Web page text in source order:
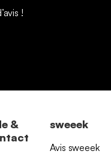
!
&
sweeek
Avis sweeek